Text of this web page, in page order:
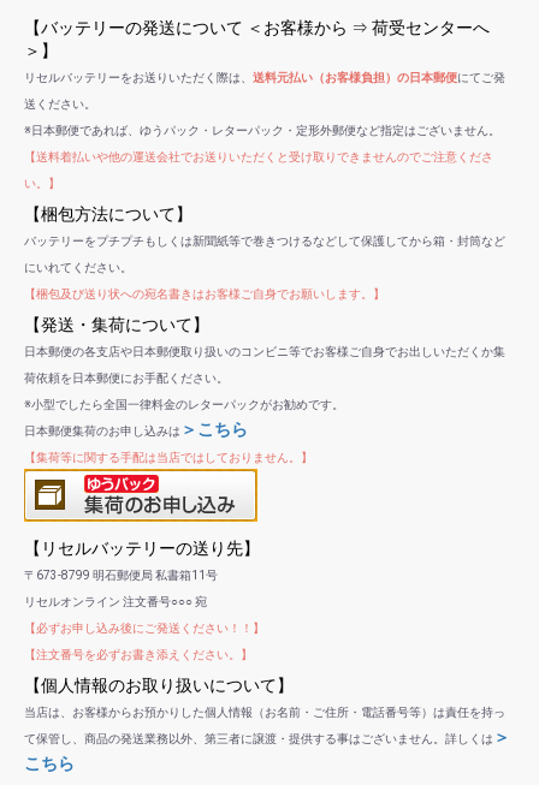
【バッテリーの発送について ＜お客様から ⇒ 荷受センターへ
＞】
リセルバッテリーをお送りいただく際は、 送料元払い（お客様負担）の日本郵便にてご発
送ください。
※日本郵便であれば、ゆうパック・レターパック・定形外郵便など指定はございません。
【送料着払いや他の運送会社でお送りいただくと受け取りできませんのでご注意くださ
い。】
【梱包方法について】
バッテリーをプチプチもしくは新聞紙等で巻きつけるなどして保護してから箱・封筒など
にいれてください。
【梱包及び送り状への宛名書きはお客様ご自身でお願いします。】
【発送・集荷について】
日本郵便の各支店や日本郵便取り扱いのコンビニ等でお客様ご自身でお出しいただくか集
荷依頼を日本郵便にお手配ください。
※小型でしたら全国一律料金のレターパックがお勧めです。
日本郵便集荷のお申し込みは ＞こちら
【集荷等に関する手配は当店ではしておりません。】
【リセルバッテリーの送り先】
〒673-8799 明石郵便局 私書箱11号
リセルオンライン 注文番号○○○ 宛
【必ずお申し込み後にご発送ください！！】
【注文番号を必ずお書き添えください。】
【個人情報のお取り扱いについて】
当店は、お客様からお預かりした個人情報（お名前・ご住所・電話番号等）は責任を持っ
て保管し、商品の発送業務以外、第三者に譲渡・提供する事はございません。詳しくは ＞
こちら